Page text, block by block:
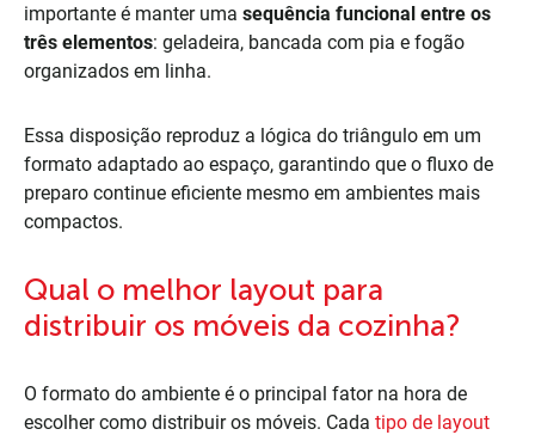
importante é manter uma sequência funcional entre os
três elementos: geladeira, bancada com pia e fogão
organizados em linha.
Essa disposição reproduz a lógica do triângulo em um
formato adaptado ao espaço, garantindo que o fluxo de
preparo continue eficiente mesmo em ambientes mais
compactos.
Qual o melhor layout para
distribuir os móveis da cozinha?
O formato do ambiente é o principal fator na hora de
escolher como distribuir os móveis. Cada tipo de layout